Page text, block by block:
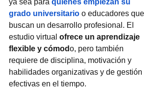
ya sea para quienes empiezan su
grado universitario o educadores que
buscan un desarrollo profesional. El
estudio virtual ofrece un aprendizaje
flexible y cómodo, pero también
requiere de disciplina, motivación y
habilidades organizativas y de gestión
efectivas en el tiempo.